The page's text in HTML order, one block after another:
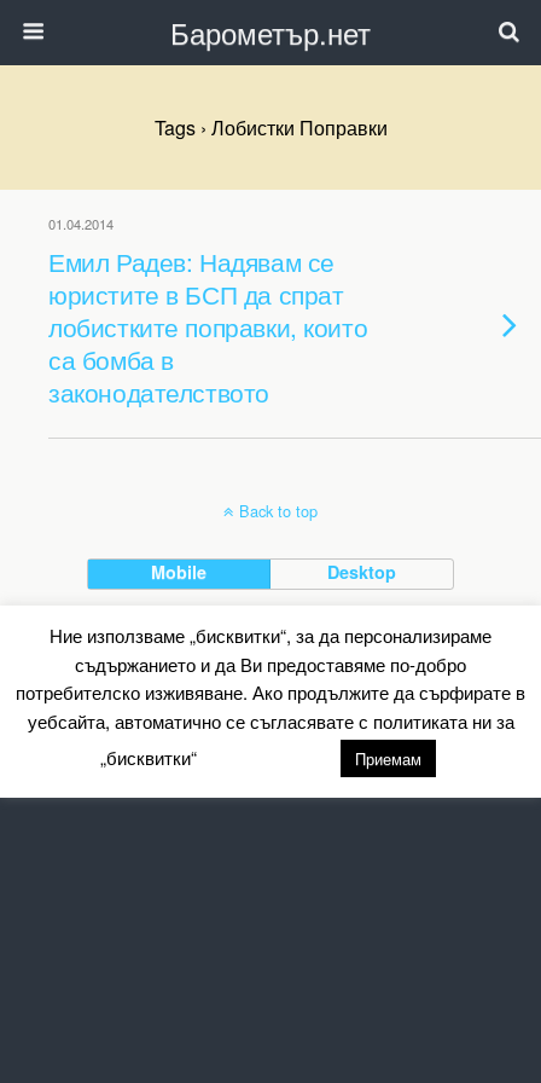
Барометър.нет
Tags › Лобистки Поправки
01.04.2014
Емил Радев: Надявам се
юристите в БСП да спрат
лобистките поправки, които
са бомба в
законодателството
Back to top
Mobile Desktop
All content Copyright Барометър.нет
Ние използваме „бисквитки“, за да персонализираме
съдържанието и да Ви предоставяме по-добро
потребителско изживяване. Ако продължите да сърфирате в
уебсайта, автоматично се съгласявате с политиката ни за
„бисквитки“
Приемам